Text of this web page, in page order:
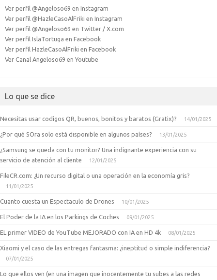
Ver perfil @Angeloso69 en Instagram
Ver perfil @HazleCasoAlFriki en Instagram
Ver perfil @Angeloso69 en Twitter / X.com
Ver perfil IslaTortuga en Facebook
Ver perfil HazleCasoAlFriki en Facebook
Ver Canal Angeloso69 en Youtube
Lo que se dice
Necesitas usar codigos QR, buenos, bonitos y baratos (Gratix)? 14/01/2025
¿Por qué SOra solo está disponible en algunos países? 13/01/2025
¿Samsung se queda con tu monitor? Una indignante experiencia con su
servicio de atención al cliente
12/01/2025
FileCR.com: ¿Un recurso digital o una operación en la economía gris?
11/01/2025
Cuanto cuesta un Espectaculo de Drones 10/01/2025
El Poder de la IA en los Parkings de Coches 09/01/2025
EL primer VIDEO de YouTube MEJORADO con IA en HD 4k 08/01/2025
Xiaomi y el caso de las entregas fantasma: ¿ineptitud o simple indiferencia?
07/01/2025
Lo que ellos ven (en una imagen que inocentemente tu subes a las redes